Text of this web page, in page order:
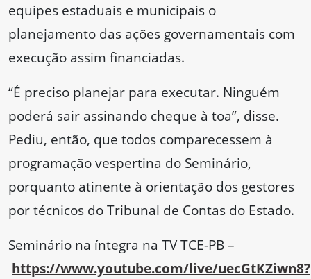
equipes estaduais e municipais o
planejamento das ações governamentais com
execução assim financiadas.
“É preciso planejar para executar. Ninguém
poderá sair assinando cheque à toa”, disse.
Pediu, então, que todos comparecessem à
programação vespertina do Seminário,
porquanto atinente à orientação dos gestores
por técnicos do Tribunal de Contas do Estado.
Seminário na íntegra na TV TCE-PB –
https://www.youtube.com/live/uecGtKZiwn8?